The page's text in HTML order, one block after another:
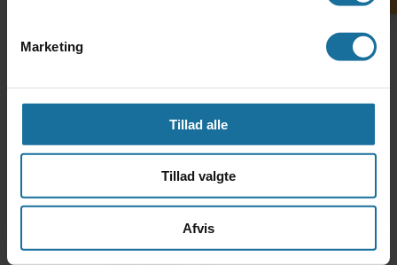
Marketing
Tillad alle
Tillad valgte
Afvis
uddannelse